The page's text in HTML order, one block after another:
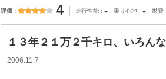
評価 4 走行性能 - 乗り心地 - 燃費
１３年２１万２千キロ、いろん
2006.11.7